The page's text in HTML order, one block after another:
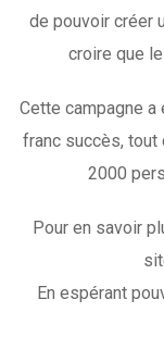
de pouvoir créer
croire que
Cette campagne a
franc succès, tout
2000
Pour en savoir
En espérant